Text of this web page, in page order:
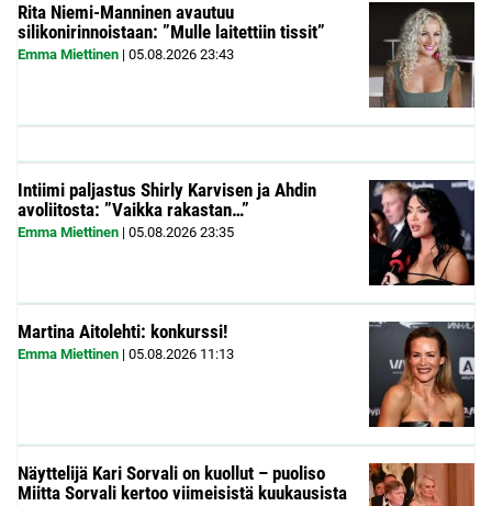
Rita Niemi-Manninen avautuu
silikonirinnoistaan: ”Mulle laitettiin tissit”
Emma Miettinen | 05.08.2026 23:43
Intiimi paljastus Shirly Karvisen ja Ahdin
avoliitosta: ”Vaikka rakastan…”
Emma Miettinen | 05.08.2026 23:35
Martina Aitolehti: konkurssi!
Emma Miettinen | 05.08.2026 11:13
Näyttelijä Kari Sorvali on kuollut – puoliso
Miitta Sorvali kertoo viimeisistä kuukausista